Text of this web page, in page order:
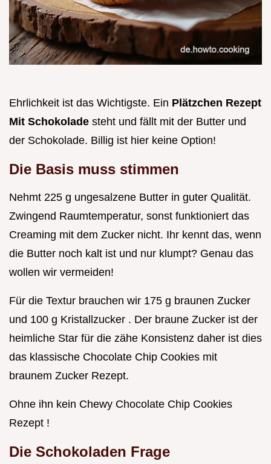
Ehrlichkeit ist das Wichtigste. Ein Plätzchen Rezept
Mit Schokolade steht und fällt mit der Butter und
der Schokolade. Billig ist hier keine Option!
Die Basis muss stimmen
Nehmt 225 g ungesalzene Butter in guter Qualität.
Zwingend Raumtemperatur, sonst funktioniert das
Creaming mit dem Zucker nicht. Ihr kennt das, wenn
die Butter noch kalt ist und nur klumpt? Genau das
wollen wir vermeiden!
Für die Textur brauchen wir 175 g braunen Zucker
und 100 g Kristallzucker . Der braune Zucker ist der
heimliche Star für die zähe Konsistenz daher ist dies
das klassische Chocolate Chip Cookies mit
braunem Zucker Rezept.
Ohne ihn kein Chewy Chocolate Chip Cookies
Rezept !
Die Schokoladen Frage